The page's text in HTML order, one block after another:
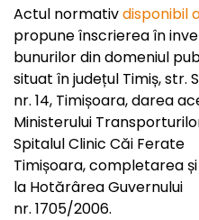
Actul normativdisponibil
propune înscrierea în
bunurilor din domeniul
situat în județul Timiș, str.
nr. 14, Timișoara, darea
Ministerului
Spitalul Clinic Căi Ferate
Timișoara, completarea
la Hotărârea Guvernului
nr. 1705/2006.